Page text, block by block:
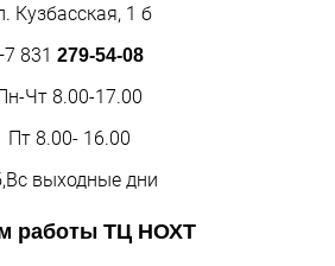
Кузбасская, 1 б
831 279-54-08
Чт 8.00-17.00
Пт 8.00- 16.00
выходные дни
работы ТЦ НОХТ